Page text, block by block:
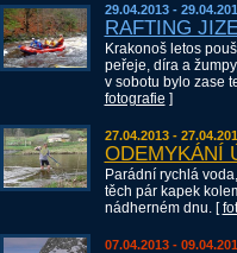
29.04.2013 -
RAFTING
Krakonoš letos
peřeje, díra a
v sobotu bylo zase
fotografie ]
27.04.2013 -
ODEMYKÁNÍ
Parádní rychlá
těch pár kapek
nádherném dnu. [
07.04.2013 -